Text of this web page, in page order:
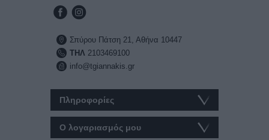
Πληροφορίες
Ο λογαριασμός μου
Σπύρου Πάτση 21, Αθήνα 10447
ΤΗΛ2103469100
info@tgiannakis.gr